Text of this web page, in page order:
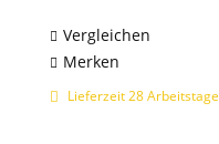
Vergleichen
Merken
Lieferzeit 28 Arbeitstage